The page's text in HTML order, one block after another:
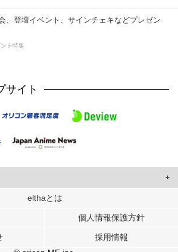
、登壇イベント、サインチェキなどプレゼン
ト特集
サイト
使用して、ユーザーに合わせたコンテンツや広告の
タ解析の各パートナーに提供しています。
とユーザーが各パートナーに提供した他の情報や、
elthaとは
個人情報保護方針
採用情報